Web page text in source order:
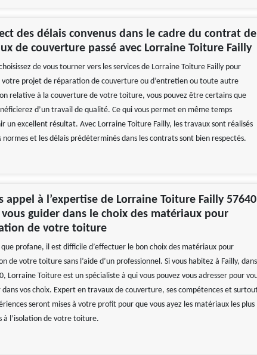
des délais convenus dans le cadre du contrat de
de couverture passé avec Lorraine Toiture Failly
de vous tourner vers les services de Lorraine Toiture Failly pour
votre projet de réparation de couverture ou d’entretien ou toute autre
relative à la couverture de votre toiture, vous pouvez être certains que
d’un travail de qualité. Ce qui vous permet en même temps
un excellent résultat. Avec Lorraine Toiture Failly, les travaux sont réalisés
normes et les délais prédéterminés dans les contrats sont bien respectés.
appel à l’expertise de Lorraine Toiture Failly 57640
guider dans le choix des matériaux pour
de votre toiture
profane, il est difficile d’effectuer le bon choix des matériaux pour
de votre toiture sans l’aide d’un professionnel. Si vous habitez à Failly, dans
Lorraine Toiture est un spécialiste à qui vous pouvez vous adresser pour
vos choix. Expert en travaux de couverture, ses compétences et
seront mises à votre profit pour que vous ayez les matériaux les plus
à l’isolation de votre toiture.